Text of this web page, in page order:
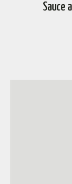
Sauce